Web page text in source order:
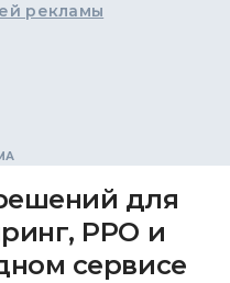
рекламы
для
РРО и
сервисе